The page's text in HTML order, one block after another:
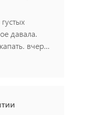
давала.
вчера